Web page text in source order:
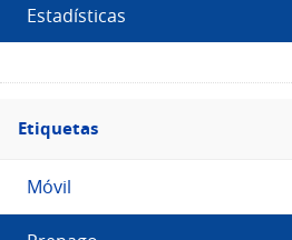
Estadísticas
Filtro
Etiquetas
Etiquetas
Móvil